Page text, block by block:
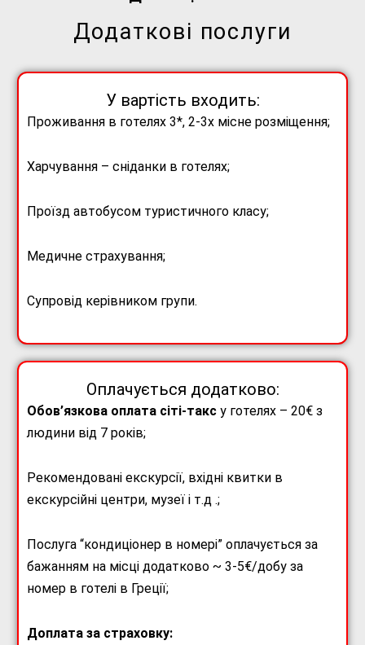
Примітки
Додаткові екскурсії підтверджуються при групі не менше 20
Рекомендуємо брати з собою фумігатор;
Туроператор залишає за собою право на зміни порядку
Додаткові послуги
У вартість входить:
Проживання в готелях 3*, 2-3х місне розміщення;
Харчування – сніданки в готелях;
Проїзд автобусом туристичного класу;
Медичне страхування;
Супровід керівником групи.
Оплачується додатково:
Обов’язкова оплата сіті-такс у готелях – 20€ з
людини від 7 років;
Рекомендовані екскурсії, вхідні квитки в
екскурсійні центри, музеї і т.д .;
Послуга “кондиціонер в номері” оплачується за
бажанням на місці додатково ~ 3-5€/добу за
номер в готелі в Греції;
Доплата за страховку: